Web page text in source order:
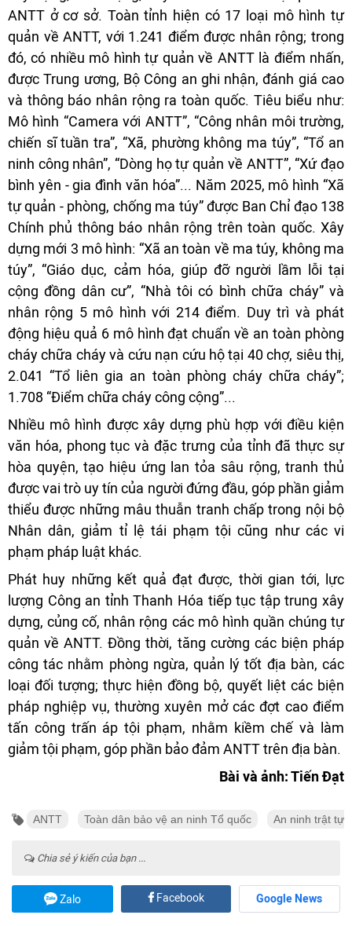
ANTT ở cơ sở. Toàn tỉnh hiện có 17 loại mô hình tự
quản về ANTT, với 1.241 điểm được nhân rộng; trong
đó, có nhiều mô hình tự quản về ANTT là điểm nhấn,
được Trung ương, Bộ Công an ghi nhận, đánh giá cao
và thông báo nhân rộng ra toàn quốc. Tiêu biểu như:
Mô hình “Camera với ANTT”, “Công nhân môi trường,
chiến sĩ tuần tra”, “Xã, phường không ma túy”, “Tổ an
ninh công nhân”, “Dòng họ tự quản về ANTT”, “Xứ đạo
bình yên - gia đình văn hóa”... Năm 2025, mô hình “Xã
tự quản - phòng, chống ma túy” được Ban Chỉ đạo 138
Chính phủ thông báo nhân rộng trên toàn quốc. Xây
dựng mới 3 mô hình: “Xã an toàn về ma túy, không ma
túy”, “Giáo dục, cảm hóa, giúp đỡ người lầm lỗi tại
cộng đồng dân cư”, “Nhà tôi có bình chữa cháy” và
nhân rộng 5 mô hình với 214 điểm. Duy trì và phát
động hiệu quả 6 mô hình đạt chuẩn về an toàn phòng
cháy chữa cháy và cứu nạn cứu hộ tại 40 chợ, siêu thị,
2.041 “Tổ liên gia an toàn phòng cháy chữa cháy”;
1.708 “Điểm chữa cháy công cộng”...
Nhiều mô hình được xây dựng phù hợp với điều kiện
văn hóa, phong tục và đặc trưng của tỉnh đã thực sự
hòa quyện, tạo hiệu ứng lan tỏa sâu rộng, tranh thủ
được vai trò uy tín của người đứng đầu, góp phần giảm
thiểu được những mâu thuẫn tranh chấp trong nội bộ
Nhân dân, giảm tỉ lệ tái phạm tội cũng như các vi
phạm pháp luật khác.
Phát huy những kết quả đạt được, thời gian tới, lực
lượng Công an tỉnh Thanh Hóa tiếp tục tập trung xây
dựng, củng cố, nhân rộng các mô hình quần chúng tự
quản về ANTT. Đồng thời, tăng cường các biện pháp
công tác nhằm phòng ngừa, quản lý tốt địa bàn, các
loại đối tượng; thực hiện đồng bộ, quyết liệt các biện
pháp nghiệp vụ, thường xuyên mở các đợt cao điểm
tấn công trấn áp tội phạm, nhằm kiềm chế và làm
giảm tội phạm, góp phần bảo đảm ANTT trên địa bàn.
Bài và ảnh: Tiến Đạt
ANTT Toàn dân bảo vệ an ninh Tổ quốc An ninh trật tự
Chia sẻ ý kiến của bạn ...
Zalo Facebook Google News